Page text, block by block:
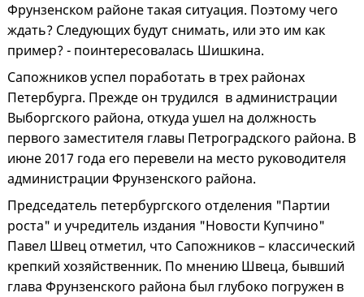
Фрунзенском районе такая ситуация. Поэтому чего
ждать? Следующих будут снимать, или это им как
пример? - поинтересовалась Шишкина.
Сапожников успел поработать в трех районах
Петербурга. Прежде он трудился в администрации
Выборгского района, откуда ушел на должность
первого заместителя главы Петроградского района. В
июне 2017 года его перевели на место руководителя
администрации Фрунзенского района.
Председатель петербургского отделения "Партии
роста" и учредитель издания "Новости Купчино"
Павел Швец отметил, что Сапожников – классический
крепкий хозяйственник. По мнению Швеца, бывший
глава Фрунзенского района был глубоко погружен в